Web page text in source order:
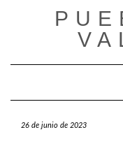
26 de junio de 2023